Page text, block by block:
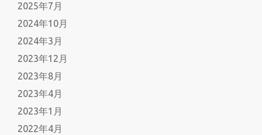
2025年7月
2024年10月
2024年3月
2023年12月
2023年8月
2023年4月
2023年1月
2022年4月